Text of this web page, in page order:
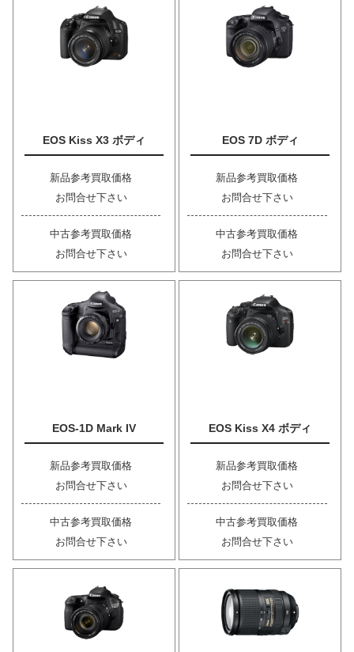
EOS Kiss X3 ボディ
新品参考買取価格
お問合せ下さい
中古参考買取価格
お問合せ下さい
EOS 7D ボディ
新品参考買取価格
お問合せ下さい
中古参考買取価格
お問合せ下さい
EOS-1D Mark IV
新品参考買取価格
お問合せ下さい
中古参考買取価格
お問合せ下さい
EOS Kiss X4 ボディ
新品参考買取価格
お問合せ下さい
中古参考買取価格
お問合せ下さい